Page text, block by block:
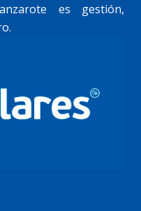
es gestión,